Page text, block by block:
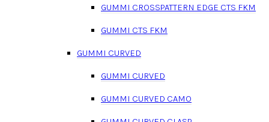
GUMMI CROSSPATTERN EDGE CTS FKM
GUMMI CTS FKM
GUMMI CURVED
GUMMI CURVED
GUMMI CURVED CAMO